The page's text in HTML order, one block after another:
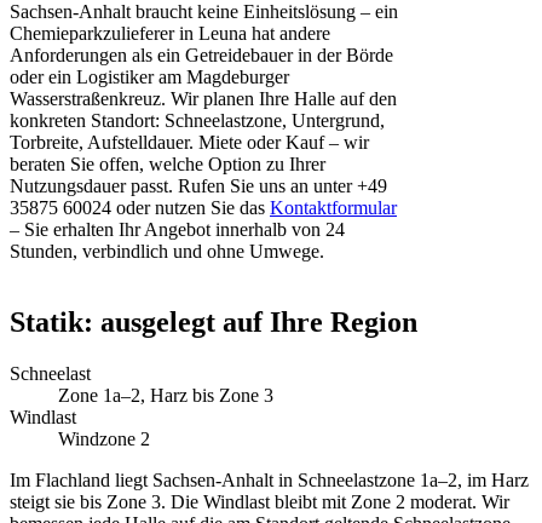
Sachsen-Anhalt braucht keine Einheitslösung – ein
Chemieparkzulieferer in Leuna hat andere
Anforderungen als ein Getreidebauer in der Börde
oder ein Logistiker am Magdeburger
Wasserstraßenkreuz. Wir planen Ihre Halle auf den
konkreten Standort: Schneelastzone, Untergrund,
Torbreite, Aufstelldauer. Miete oder Kauf – wir
beraten Sie offen, welche Option zu Ihrer
Nutzungsdauer passt. Rufen Sie uns an unter +49
35875 60024 oder nutzen Sie das Kontaktformular
– Sie erhalten Ihr Angebot innerhalb von 24
Stunden, verbindlich und ohne Umwege.
Statik: ausgelegt auf Ihre Region
Schneelast
Zone 1a–2, Harz bis Zone 3
Windlast
Windzone 2
Im Flachland liegt Sachsen-Anhalt in Schneelastzone 1a–2, im Harz
steigt sie bis Zone 3. Die Windlast bleibt mit Zone 2 moderat. Wir